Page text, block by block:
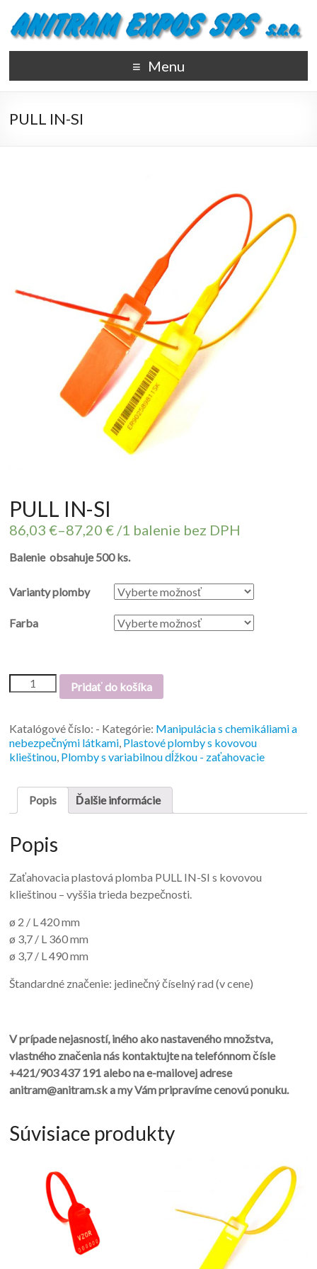
Menu
PULL IN-SI
PULL IN-SI
86,03€–87,20€ /1 balenie bez DPH
Balenie obsahuje 500 ks.
Varianty plomby
Farba
Pridať do košíka
Katalógové číslo: - Kategórie: Manipulácia s chemikáliami a
nebezpečnými látkami, Plastové plomby s kovovou
klieštinou, Plomby s variabilnou dĺžkou - zaťahovacie
Popis Ďalšie informácie
Popis
Zaťahovacia plastová plomba PULL IN-SI s kovovou
klieštinou – vyššia trieda bezpečnosti.
ø 2 / L 420 mm
ø 3,7 / L 360 mm
ø 3,7 / L 490 mm
Štandardné značenie: jedinečný číselný rad (v cene)
V prípade nejasností, iného ako nastaveného množstva,
vlastného značenia nás kontaktujte na telefónnom čísle
+421/903 437 191 alebo na e-mailovej adrese
anitram@anitram.sk a my Vám pripravíme cenovú ponuku.
Súvisiace produkty